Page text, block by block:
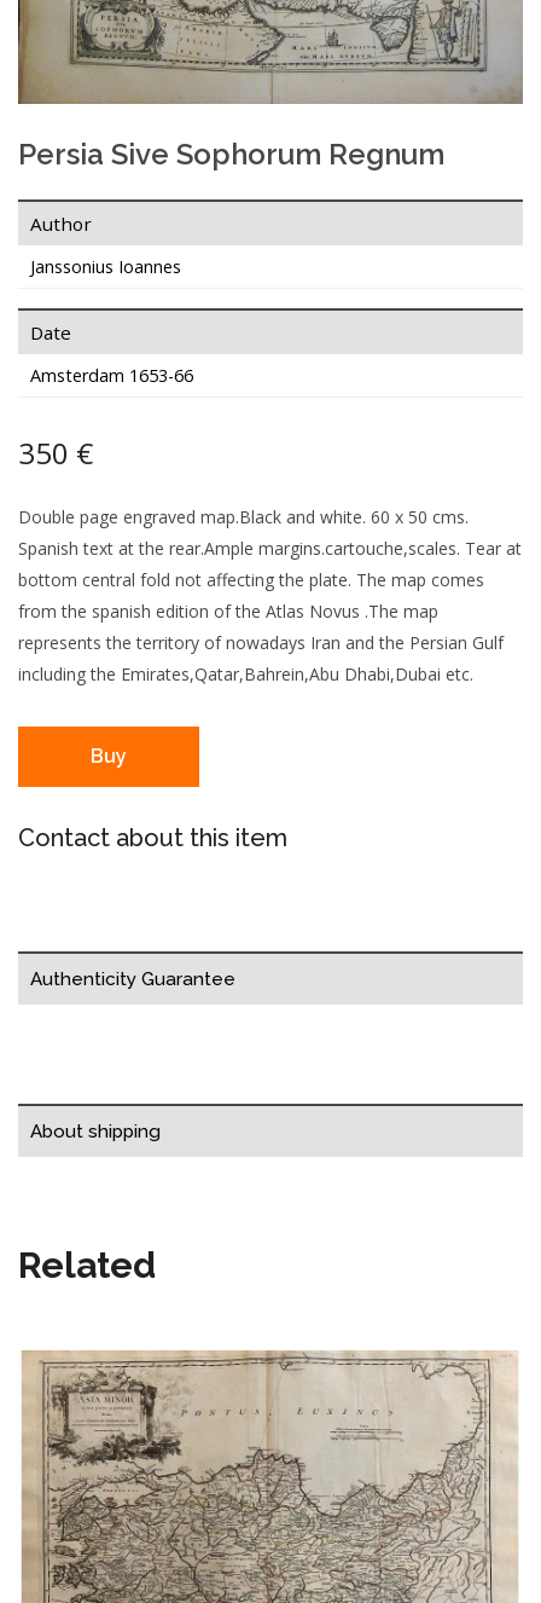
Persia Sive Sophorum Regnum
Author
Janssonius Ioannes
Date
Amsterdam 1653-66
350 €
Double page engraved map.Black and white. 60 x 50 cms.
Spanish text at the rear.Ample margins.cartouche,scales. Tear at
bottom central fold not affecting the plate. The map comes
from the spanish edition of the Atlas Novus .The map
represents the territory of nowadays Iran and the Persian Gulf
including the Emirates,Qatar,Bahrein,Abu Dhabi,Dubai etc.
Buy
Contact about this item
Authenticity Guarantee
About shipping
Related